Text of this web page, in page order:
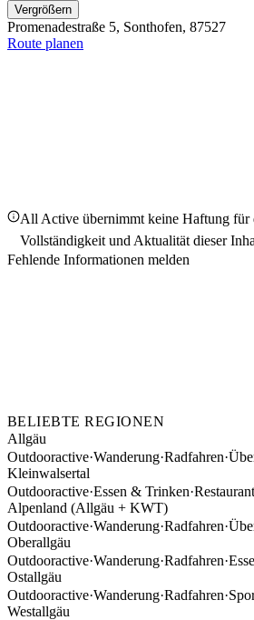
Vergrößern
Promenadestraße 5, Sonthofen, 87527
Route planen
All Active übernimmt keine Haftung für
Vollständigkeit und Aktualität dieser
Fehlende Informationen melden
BELIEBTE REGIONEN
Allgäu
Outdooractive·Wanderung·Radfahren·
Kleinwalsertal
Outdooractive·Essen & Trinken·Restaurant
Alpenland (Allgäu + KWT)
Outdooractive·Wanderung·Radfahren·
Oberallgäu
Outdooractive·Wanderung·Radfahren·
Ostallgäu
Outdooractive·Wanderung·Radfahren·
Westallgäu